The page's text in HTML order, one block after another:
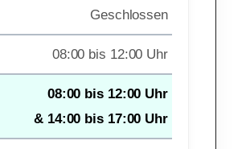
Geschlossen
08:00 bis 12:00 Uhr
08:00 bis 12:00 Uhr
& 14:00 bis 17:00 Uhr